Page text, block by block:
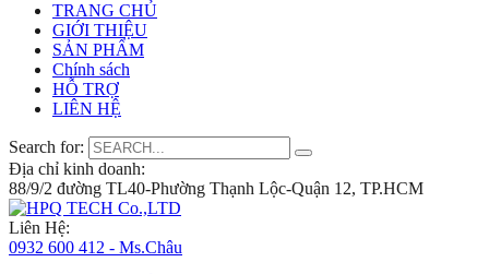
TRANG CHỦ
GIỚI THIỆU
SẢN PHẨM
Chính sách
HỖ TRỢ
LIÊN HỆ
Search for:
Địa chỉ kinh doanh:
88/9/2 đường TL40-Phường Thạnh Lộc-Quận 12, TP.HCM
Liên Hệ:
0932 600 412 - Ms.Châu